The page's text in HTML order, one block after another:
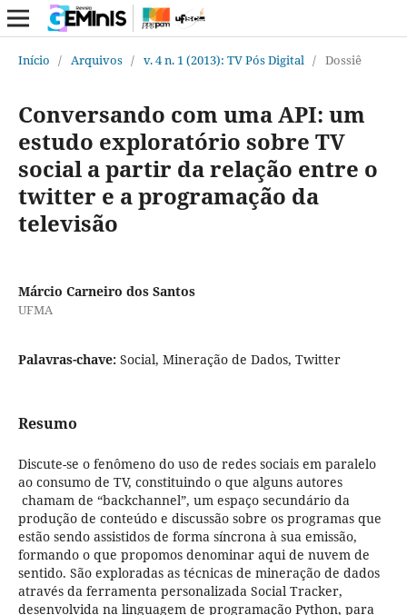
Início / Arquivos / v. 4 n. 1 (2013): TV Pós Digital / Dossiê
Conversando com uma API: um
estudo exploratório sobre TV
social a partir da relação entre o
twitter e a programação da
televisão
Márcio Carneiro dos Santos
UFMA
Palavras-chave: Social, Mineração de Dados, Twitter
Resumo
Discute-se o fenômeno do uso de redes sociais em paralelo
ao consumo de TV, constituindo o que alguns autores
chamam de “backchannel”, um espaço secundário da
produção de conteúdo e discussão sobre os programas que
estão sendo assistidos de forma síncrona à sua emissão,
formando o que propomos denominar aqui de nuvem de
sentido. São exploradas as técnicas de mineração de dados
através da ferramenta personalizada Social Tracker,
desenvolvida na linguagem de programação Python, para